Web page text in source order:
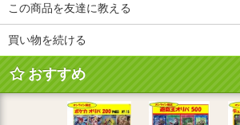
この商品を友達に教える
買い物を続ける
おすすめ